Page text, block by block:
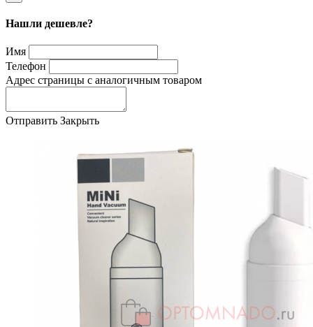
Нашли дешевле?
Имя
Телефон
Адрес страницы с аналогичным товаром
Отправить Закрыть